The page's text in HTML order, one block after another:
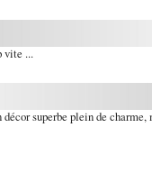
vite ...
superbe plein de